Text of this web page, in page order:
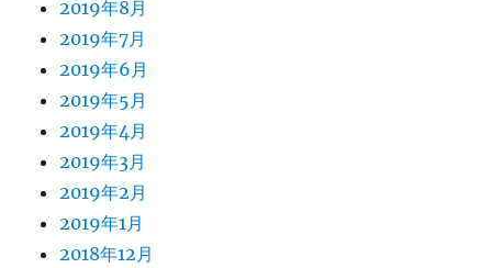
2019年8月
2019年7月
2019年6月
2019年5月
2019年4月
2019年3月
2019年2月
2019年1月
2018年12月